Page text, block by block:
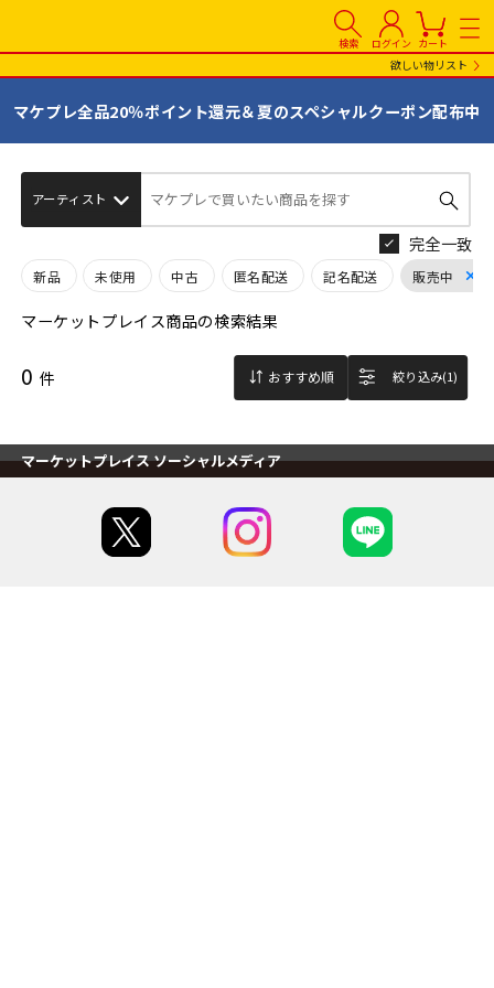
検索 ログイン カート
欲しい物リスト
マケプレ全品20％ポイント還元＆夏のスペシャルクーポン配布中
マケプレで買いたい商品を探す
完全一致
新品 未使用 中古 匿名配送 記名配送 販売中
マーケットプレイス商品の検索結果
0 件 おすすめ順 絞り込み(1)
マーケットプレイス ソーシャルメディア